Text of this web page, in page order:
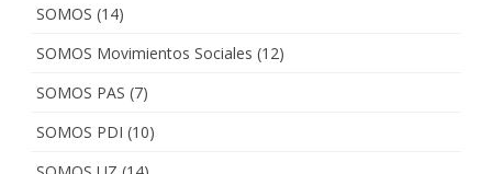
SOMOS (14)
SOMOS Movimientos Sociales (12)
SOMOS PAS (7)
SOMOS PDI (10)